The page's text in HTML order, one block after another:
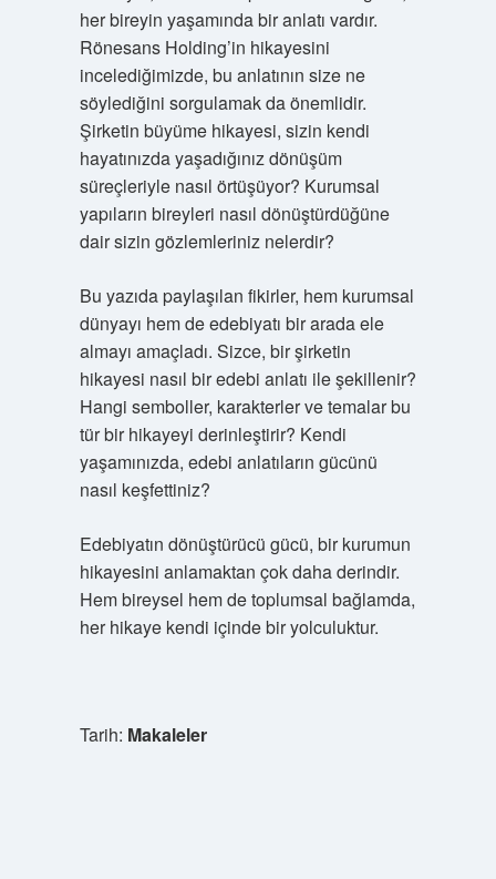
her bireyin yaşamında bir anlatı vardır.
Rönesans Holding’in hikayesini
incelediğimizde, bu anlatının size ne
söylediğini sorgulamak da önemlidir.
Şirketin büyüme hikayesi, sizin kendi
hayatınızda yaşadığınız dönüşüm
süreçleriyle nasıl örtüşüyor? Kurumsal
yapıların bireyleri nasıl dönüştürdüğüne
dair sizin gözlemleriniz nelerdir?
Bu yazıda paylaşılan fikirler, hem kurumsal
dünyayı hem de edebiyatı bir arada ele
almayı amaçladı. Sizce, bir şirketin
hikayesi nasıl bir edebi anlatı ile şekillenir?
Hangi semboller, karakterler ve temalar bu
tür bir hikayeyi derinleştirir? Kendi
yaşamınızda, edebi anlatıların gücünü
nasıl keşfettiniz?
Edebiyatın dönüştürücü gücü, bir kurumun
hikayesini anlamaktan çok daha derindir.
Hem bireysel hem de toplumsal bağlamda,
her hikaye kendi içinde bir yolculuktur.
Tarih: Makaleler